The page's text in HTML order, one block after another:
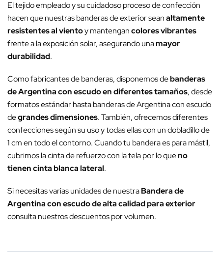
El tejido empleado y su cuidadoso proceso de confección
hacen que nuestras banderas de exterior seanaltamente
resistentes al vientoy mantengancolores vibrantes
frente a la exposición solar, asegurando unamayor
durabilidad.
Como fabricantes de banderas, disponemos debanderas
de Argentina con escudo en diferentes tamaños, desde
formatos estándar hasta banderas de Argentina con escudo
degrandes dimensiones. También, ofrecemos diferentes
confecciones según su uso y todas ellas con un dobladillo de
1 cm en todo el contorno. Cuando tu bandera es para mástil,
cubrimos la cinta de refuerzo con la tela por lo queno
tienen cinta blanca lateral.
Si necesitas varias unidades de nuestraBandera de
Argentina con escudo de alta calidad para exterior
consulta nuestros descuentos por volumen.